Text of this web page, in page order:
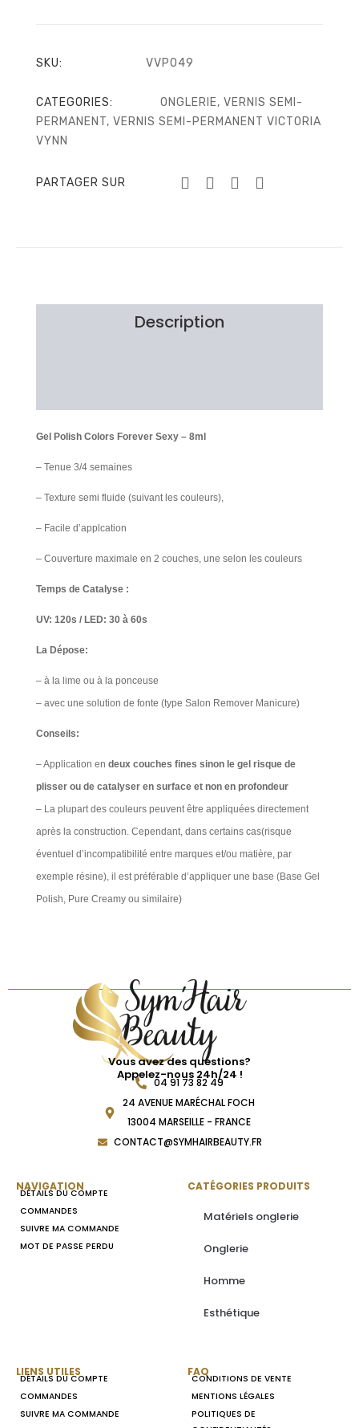
SKU: VVP049
CATEGORIES: ONGLERIE, VERNIS SEMI-
PERMANENT, VERNIS SEMI-PERMANENT VICTORIA
VYNN
PARTAGER SUR
Description
Gel Polish Colors Forever Sexy – 8ml
– Tenue 3/4 semaines
– Texture semi fluide (suivant les couleurs),
– Facile d’applcation
– Couverture maximale en 2 couches, une selon les couleurs
Temps de Catalyse :
UV: 120s / LED: 30 à 60s
La Dépose:
– à la lime ou à la ponceuse
– avec une solution de fonte (type Salon Remover Manicure)​
Conseils:
– Application en deux couches fines sinon le gel risque de
plisser ou de catalyser en surface et non en profondeur
– La plupart des couleurs peuvent être appliquées directement
après la construction. Cependant, dans certains cas(risque
éventuel d’incompatibilité entre marques et/ou matière, par
exemple résine), il est préférable d’appliquer une base (Base Gel
Polish, Pure Creamy ou similaire)
Vous avez des questions?
Appelez-nous 24h/24 !
04 91 73 82 49
24 AVENUE MARÉCHAL FOCH
13004 MARSEILLE - FRANCE
CONTACT@SYMHAIRBEAUTY.FR
NAVIGATION
DÉTAILS DU COMPTE
COMMANDES
SUIVRE MA COMMANDE
MOT DE PASSE PERDU
CATÉGORIES PRODUITS
Matériels onglerie
Onglerie
Homme
Esthétique
LIENS UTILES
DÉTAILS DU COMPTE
COMMANDES
SUIVRE MA COMMANDE
FAQ
CONDITIONS DE VENTE
MENTIONS LÉGALES
POLITIQUES DE